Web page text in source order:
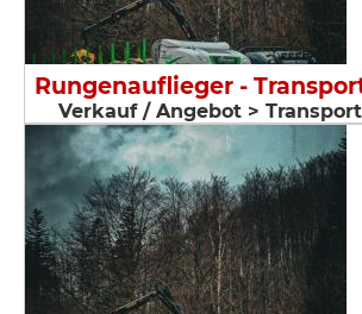
Rungenauflieger -
Verkauf / Angebot >